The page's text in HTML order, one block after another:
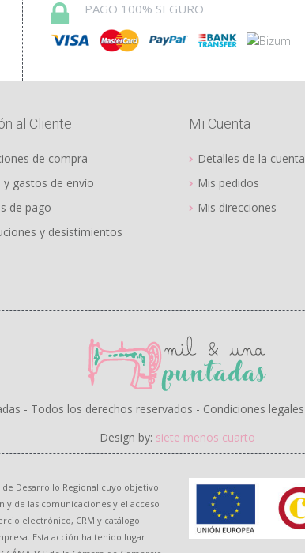
elegir
la
producto
PAGO 100% SEGURO
al Cliente
de compra
y gastos de envío
de pago
y desistimientos
Mi Cuenta
Detalles de la cuenta
Mis pedidos
Mis direcciones
- Todos los derechos reservados - Condiciones legales
Design by: siete menos cuarto
Desarrollo Regional cuyo objetivo
y de las comunicaciones y el acceso
electrónico, CRM y catálogo
Esta acción ha tenido lugar